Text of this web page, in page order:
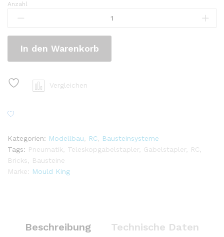
Anzahl
In den Warenkorb
Vergleichen
Kategorien: Modellbau RC
Bausteinsysteme
Tags: Pneumatik Teleskopgabelstapler, Gabelstapler, RC
Bricks
Bausteine
Marke: Mould King
Beschreibung
Technische Daten